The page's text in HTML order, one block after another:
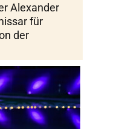
Alexander
für
der